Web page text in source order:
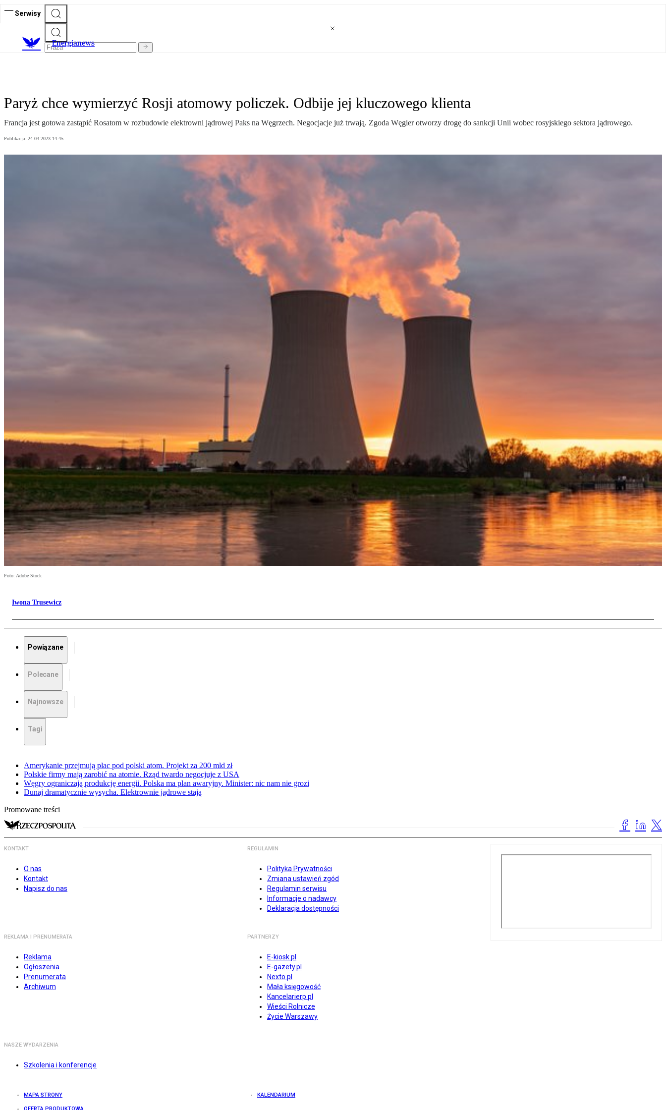
Serwisy
Energianews
Paryż chce wymierzyć Rosji atomowy policzek. Odbije jej kluczowego klienta
Francja jest gotowa zastąpić Rosatom w rozbudowie elektrowni jądrowej Paks na Węgrzech. Negocjacje już trwają. Zgoda Węgier otworzy drogę do sankcji Unii wobec rosyjskiego sektora jądrowego.
Publikacja: 24.03.2023 14:45
Foto: Adobe Stock
Iwona Trusewicz
Powiązane
Polecane
Najnowsze
Tagi
Amerykanie przejmują plac pod polski atom. Projekt za 200 mld zł
Polskie firmy mają zarobić na atomie. Rząd twardo negocjuje z USA
Węgry ograniczają produkcję energii. Polska ma plan awaryjny. Minister: nic nam nie grozi
Dunaj dramatycznie wysycha. Elektrownie jądrowe stają
Promowane treści
KONTAKT
O nas
Kontakt
Napisz do nas
REGULAMIN
Polityka Prywatności
Zmiana ustawień zgód
Regulamin serwisu
Informacje o nadawcy
Deklaracja dostępności
REKLAMA I PRENUMERATA
Reklama
Ogłoszenia
Prenumerata
Archiwum
PARTNERZY
E-kiosk.pl
E-gazety.pl
Nexto.pl
Mała księgowość
Kancelarierp.pl
Wieści Rolnicze
Życie Warszawy
NASZE WYDARZENIA
Szkolenia i konferencje
MAPA STRONY KALENDARIUM